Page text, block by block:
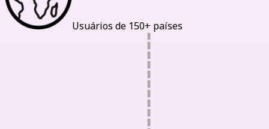
Usuários de 150+ países